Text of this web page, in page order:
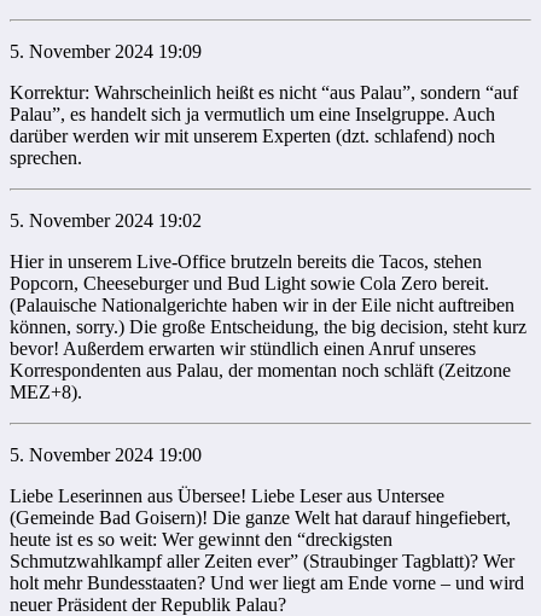
5. November 2024 19:09
Korrektur: Wahrscheinlich heißt es nicht “aus Palau”, sondern “auf
Palau”, es handelt sich ja vermutlich um eine Inselgruppe. Auch
darüber werden wir mit unserem Experten (dzt. schlafend) noch
sprechen.
5. November 2024 19:02
Hier in unserem Live-Office brutzeln bereits die Tacos, stehen
Popcorn, Cheeseburger und Bud Light sowie Cola Zero bereit.
(Palauische Nationalgerichte haben wir in der Eile nicht auftreiben
können, sorry.) Die große Entscheidung, the big decision, steht kurz
bevor! Außerdem erwarten wir stündlich einen Anruf unseres
Korrespondenten aus Palau, der momentan noch schläft (Zeitzone
MEZ+8).
5. November 2024 19:00
Liebe Leserinnen aus Übersee! Liebe Leser aus Untersee
(Gemeinde Bad Goisern)! Die ganze Welt hat darauf hingefiebert,
heute ist es so weit: Wer gewinnt den “dreckigsten
Schmutzwahlkampf aller Zeiten ever” (Straubinger Tagblatt)? Wer
holt mehr Bundesstaaten? Und wer liegt am Ende vorne – und wird
neuer Präsident der Republik Palau?